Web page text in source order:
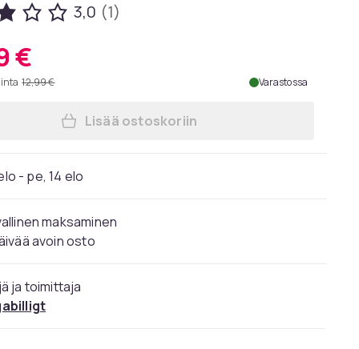
3,0 (1)
€
12,99 € Varastossa
Lisää Neliö aurinkolasit
Lisää ostoskoriin
- pe, 14 elo
maksaminen
avoin osto
ja toimittaja